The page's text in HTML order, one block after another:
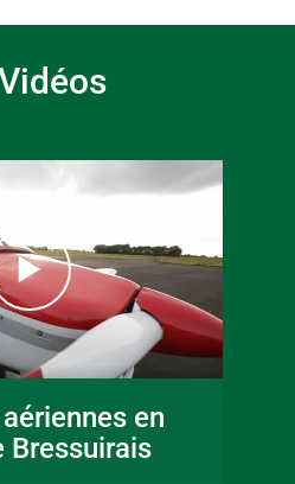
en
Bressuirais